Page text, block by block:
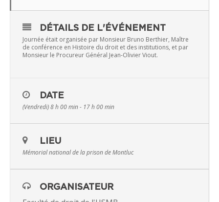
DÉTAILS DE L'ÉVÉNEMENT
Journée était organisée par Monsieur Bruno Berthier, Maître
de conférence en Histoire du droit et des institutions, et par
Monsieur le Procureur Général Jean-Olivier Viout.
DATE
(Vendredi) 8 h 00 min - 17 h 00 min
LIEU
Mémorial national de la prison de Montluc
ORGANISATEUR